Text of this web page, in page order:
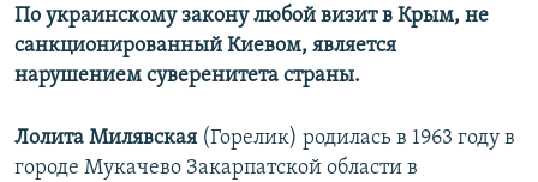
По украинскому закону любой визит в Крым, не
санкционированный Киевом, является
нарушением суверенитета страны.
Лолита Милявская (Горелик) родилась в 1963 году в
городе Мукачево Закарпатской области в